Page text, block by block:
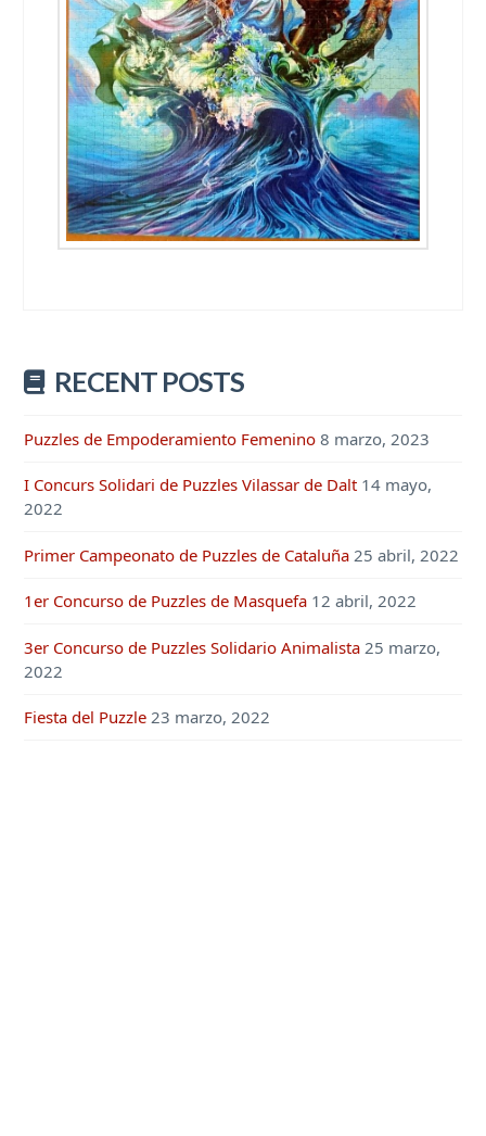
RECENT POSTS
Puzzles de Empoderamiento Femenino 8 marzo, 2023
I Concurs Solidari de Puzzles Vilassar de Dalt 14 mayo,
2022
Primer Campeonato de Puzzles de Cataluña 25 abril, 2022
1er Concurso de Puzzles de Masquefa 12 abril, 2022
3er Concurso de Puzzles Solidario Animalista 25 marzo,
2022
Fiesta del Puzzle 23 marzo, 2022